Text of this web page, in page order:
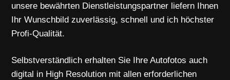
unsere bewährten Dienstleistungspartner liefern Ihnen
Ihr Wunschbild zuverlässig, schnell und ich höchster
Profi-Qualität.
Selbstverständlich erhalten Sie Ihre Autofotos auch
digital in High Resolution mit allen erforderlichen